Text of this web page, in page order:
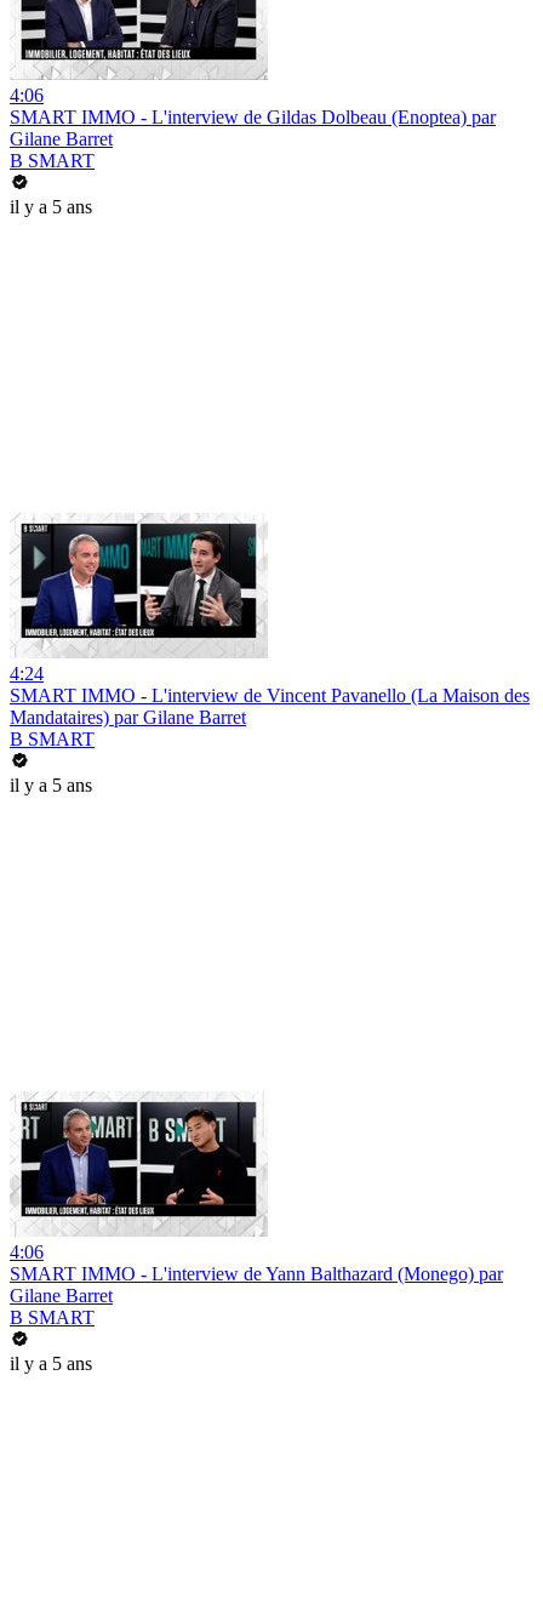
4:06
SMART IMMO - L'interview de Gildas Dolbeau (Enoptea) par
Gilane Barret
B SMART
il y a 5 ans
4:24
SMART IMMO - L'interview de Vincent Pavanello (La Maison des
Mandataires) par Gilane Barret
B SMART
il y a 5 ans
4:06
SMART IMMO - L'interview de Yann Balthazard (Monego) par
Gilane Barret
B SMART
il y a 5 ans